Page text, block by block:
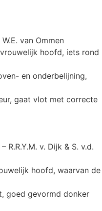
W.E. van Ommen
hoofd, iets rond
en onderbelijning,
gaat vlot met correcte
– R.R.Y.M. v. Dijk & S. v.d.
hoofd, waarvan de
goed gevormd donker